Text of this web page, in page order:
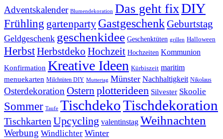
Adventskalender Blumendekoration Das geht fixDIY
Frühling gartenparty GastgeschenkGeburtstag
Geldgeschenk geschenkidee Geschenktüten grillen Halloween
HerbstHerbstdeko Hochzeit Hochzeiten Kommunion
Konfirmation Kreative Ideen Kürbiszeit maritim
menuekarten Milchtüten DIY Muttertag Münster Nachhaltigkeit Nikolaus
OsterdekorationOstern plotterideen Silvester Skoolie
Sommer Taufe TischdekoTischdekoration
Tischkarten Upcycling valentinstag Weihnachten
Werbung Windlichter Winter